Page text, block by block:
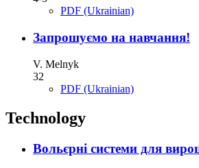
PDF (Ukrainian)
Запрошуємо на навчання!
V. Melnyk
32
PDF (Ukrainian)
Technology
Вольєрні системи для